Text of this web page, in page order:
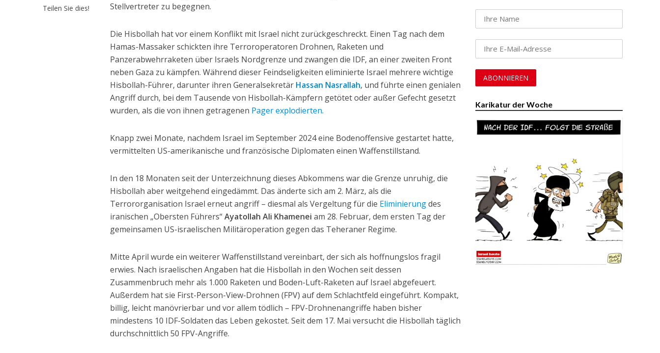
Teilen Sie dies!
Stellvertreter zu begegnen.
Die Hisbollah hat vor einem Konflikt mit Israel nicht zurückgeschreckt. Einen Tag nach dem
Hamas-Massaker schickten ihre Terroroperatoren Drohnen, Raketen und
Panzerabwehrraketen über Israels Nordgrenze und zwangen die IDF, an einer zweiten Front
neben Gaza zu kämpfen. Während dieser Feindseligkeiten eliminierte Israel mehrere wichtige
Hisbollah-Führer, darunter ihren Generalsekretär Hassan Nasrallah, und führte einen genialen
Angriff durch, bei dem Tausende von Hisbollah-Kämpfern getötet oder außer Gefecht gesetzt
wurden, als die von ihnen getragenen Pager explodierten.
Knapp zwei Monate, nachdem Israel im September 2024 eine Bodenoffensive gestartet hatte,
vermittelten US-amerikanische und französische Diplomaten einen Waffenstillstand.
In den 18 Monaten seit der Unterzeichnung dieses Abkommens war die Grenze unruhig, die
Hisbollah aber weitgehend eingedämmt. Das änderte sich am 2. März, als die
Terrororganisation Israel erneut angriff – diesmal als Vergeltung für die Eliminierungdes
iranischen „Obersten Führers“Ayatollah Ali Khamenei am 28. Februar, dem ersten Tag der
gemeinsamen US-israelischen Militäroperation gegen das Teheraner Regime.
Mitte April wurde ein weiterer Waffenstillstand vereinbart, der sich als hoffnungslos fragil
erwies. Nach israelischen Angaben hat die Hisbollah in den Wochen seit dessen
Zusammenbruch mehr als 1.000 Raketen und Boden-Luft-Raketen auf Israel abgefeuert.
Außerdem hat sie First-Person-View-Drohnen (FPV) auf dem Schlachtfeld eingeführt. Kompakt,
billig, leicht manövrierbar und vor allem tödlich – FPV-Drohnenangriffe haben bisher
mindestens 10 IDF-Soldaten das Leben gekostet. Seit dem 17. Mai versucht die Hisbollah täglich
durchschnittlich 50 FPV-Angriffe.
Karikatur der Woche